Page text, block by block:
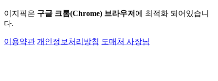
이지픽은 구글 크롬(Chrome) 브라우저 에 최적화 되어있습니
다.
이용약관 개인정보처리방침 도매처 사장님